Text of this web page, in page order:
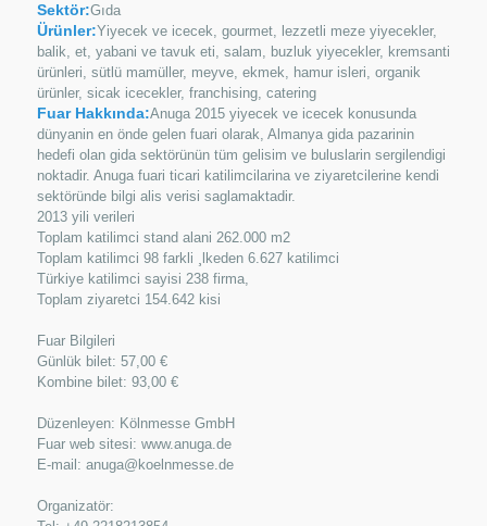
Sektör:Gıda
Ürünler:Yiyecek ve icecek, gourmet, lezzetli meze yiyecekler,
balik, et, yabani ve tavuk eti, salam, buzluk yiyecekler, kremsanti
ürünleri, sütlü mamüller, meyve, ekmek, hamur isleri, organik
ürünler, sicak icecekler, franchising, catering
Fuar Hakkında:Anuga 2015 yiyecek ve icecek konusunda
dünyanin en önde gelen fuari olarak, Almanya gida pazarinin
hedefi olan gida sektörünün tüm gelisim ve buluslarin sergilendigi
noktadir. Anuga fuari ticari katilimcilarina ve ziyaretcilerine kendi
sektöründe bilgi alis verisi saglamaktadir.
2013 yili verileri
Toplam katilimci stand alani 262.000 m2
Toplam katilimci 98 farkli ¸lkeden 6.627 katilimci
Türkiye katilimci sayisi 238 firma,
Toplam ziyaretci 154.642 kisi
Fuar Bilgileri
Günlük bilet: 57,00 €
Kombine bilet: 93,00 €
Düzenleyen: Kölnmesse GmbH
Fuar web sitesi: www.anuga.de
E-mail: anuga@koelnmesse.de
Organizatör: